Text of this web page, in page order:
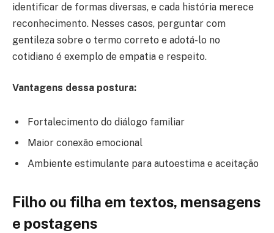
identificar de formas diversas, e cada história merece
reconhecimento. Nesses casos, perguntar com
gentileza sobre o termo correto e adotá-lo no
cotidiano é exemplo de empatia e respeito.
Vantagens dessa postura:
Fortalecimento do diálogo familiar
Maior conexão emocional
Ambiente estimulante para autoestima e aceitação
Filho ou filha em textos, mensagens
e postagens